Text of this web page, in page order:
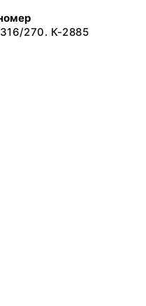
270. К-2885